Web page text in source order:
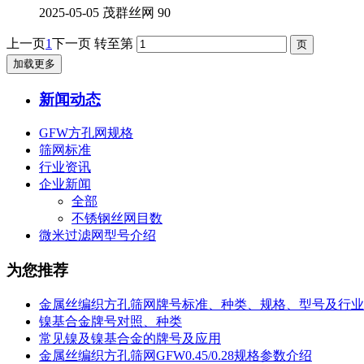
2025-05-05 茂群丝网 90
上一页1下一页 转至第
加载更多
新闻动态
GFW方孔网规格
筛网标准
行业资讯
企业新闻
全部
不锈钢丝网目数
微米过滤网型号介绍
为您推荐
金属丝编织方孔筛网牌号标准、种类、规格、型号及行
镍基合金牌号对照、种类
常见镍及镍基合金的牌号及应用
金属丝编织方孔筛网GFW0.45/0.28规格参数介绍